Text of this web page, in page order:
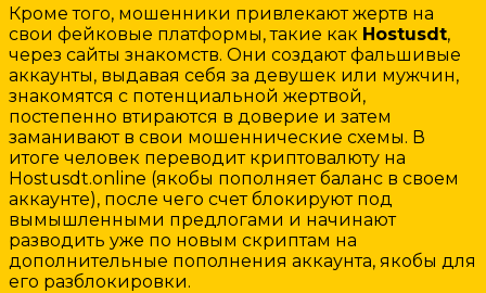
Кроме того, мошенники привлекают жертв на
свои фейковые платформы, такие как Hostusdt,
через сайты знакомств. Они создают фальшивые
аккаунты, выдавая себя за девушек или мужчин,
знакомятся с потенциальной жертвой,
постепенно втираются в доверие и затем
заманивают в свои мошеннические схемы. В
итоге человек переводит криптовалюту на
Hostusdt.online (якобы пополняет баланс в своем
аккаунте), после чего счет блокируют под
вымышленными предлогами и начинают
разводить уже по новым скриптам на
дополнительные пополнения аккаунта, якобы для
его разблокировки.